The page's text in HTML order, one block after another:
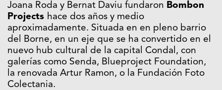
Joana Roda y Bernat Daviu fundaron Bombon
Projects hace dos años y medio
aproximadamente. Situada en en pleno barrio
del Borne, en un eje que se ha convertido en el
nuevo hub cultural de la capital Condal, con
galerías como Senda, Blueproject Foundation,
la renovada Artur Ramon, o la Fundación Foto
Colectania.